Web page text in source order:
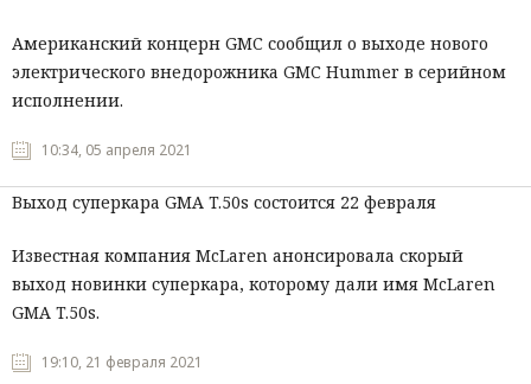
Американский концерн GMC сообщил о выходе нового
электрического внедорожника GMC Hummer в серийном
исполнении.
10:34, 05 апреля 2021
Выход суперкара GMA T.50s состоится 22 февраля
Известная компания McLaren анонсировала скорый
выход новинки суперкара, которому дали имя McLaren
GMA T.50s.
19:10, 21 февраля 2021